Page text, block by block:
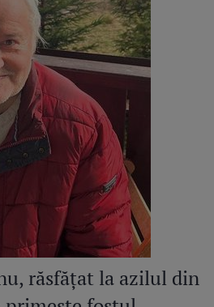
răsfățat la azilul din